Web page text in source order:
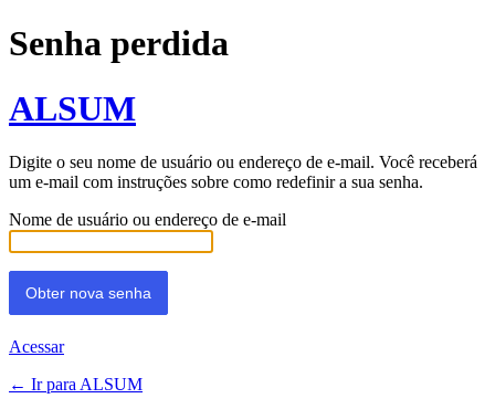
Senha perdida
ALSUM
Digite o seu nome de usuário ou endereço de e-mail. Você receberá
um e-mail com instruções sobre como redefinir a sua senha.
Nome de usuário ou endereço de e-mail
Acessar
← Ir para ALSUM